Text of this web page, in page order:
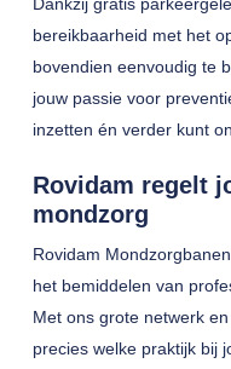
bereikbaarheid met het
bovendien eenvoudig te
jouw passie voor
inzetten én verder kunt
Rovidam regelt
mondzorg
Rovidam
het bemiddelen van
Met ons grote netwerk
precies welke praktijk bij